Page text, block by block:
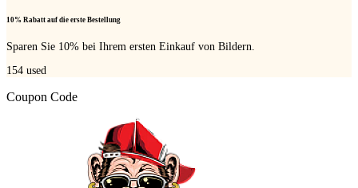
10% Rabatt auf die erste Bestellung
Sparen Sie 10% bei Ihrem ersten Einkauf von Bildern.
154 used
Coupon Code